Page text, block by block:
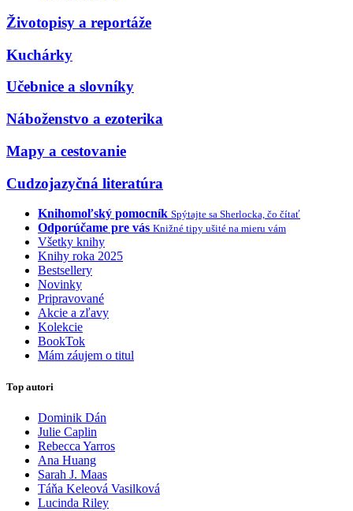
Životopisy a reportáže
Kuchárky
Učebnice a slovníky
Náboženstvo a ezoterika
Mapy a cestovanie
Cudzojazyčná literatúra
Knihomoľský pomocník Spýtajte sa Sherlocka, čo čítať
Odporúčame pre vás Knižné tipy ušité na mieru vám
Všetky knihy
Knihy roka 2025
Bestsellery
Novinky
Pripravované
Akcie a zľavy
Kolekcie
BookTok
Mám záujem o titul
Top autori
Dominik Dán
Julie Caplin
Rebecca Yarros
Ana Huang
Sarah J. Maas
Táňa Keleová Vasilková
Lucinda Riley